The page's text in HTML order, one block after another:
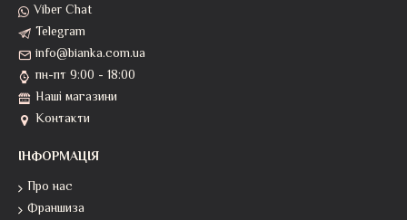
Viber Chat
Telegram
info@bianka.com.ua
пн-пт 9:00 - 18:00
Наші магазини
Контакти
ІНФОРМАЦІЯ
Про нас
Франшиза